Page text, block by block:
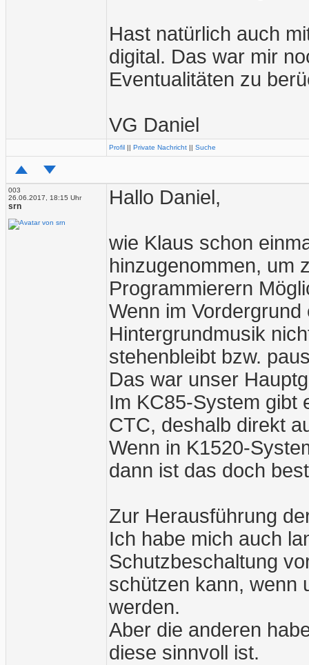
Hast natürlich auch
digital. Das war mir
Eventualitäten zu
VG Daniel
Profil || Private Nachricht || Suche
003
26.06.2017, 18:15 Uhr
srn Hallo Daniel,
wie Klaus schon
hinzugenommen, um
Programmierern
Wenn im
Hintergrundmusik
stehenbleibt bzw.
Das war unser
Im KC85-System gibt
CTC, deshalb direkt
Wenn in K1520-
dann ist das doch
Zur Herausführung
Ich habe mich auch
Schutzbeschaltung
schützen kann, wenn
werden.
Aber die anderen
diese sinnvoll ist.